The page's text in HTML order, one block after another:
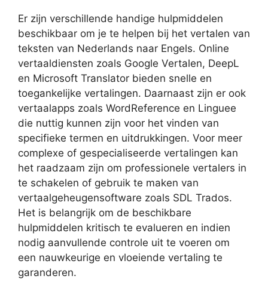
Er zijn verschillende handige hulpmiddelen
beschikbaar om je te helpen bij het vertalen van
teksten van Nederlands naar Engels. Online
vertaaldiensten zoals Google Vertalen, DeepL
en Microsoft Translator bieden snelle en
toegankelijke vertalingen. Daarnaast zijn er ook
vertaalapps zoals WordReference en Linguee
die nuttig kunnen zijn voor het vinden van
specifieke termen en uitdrukkingen. Voor meer
complexe of gespecialiseerde vertalingen kan
het raadzaam zijn om professionele vertalers in
te schakelen of gebruik te maken van
vertaalgeheugensoftware zoals SDL Trados.
Het is belangrijk om de beschikbare
hulpmiddelen kritisch te evalueren en indien
nodig aanvullende controle uit te voeren om
een nauwkeurige en vloeiende vertaling te
garanderen.